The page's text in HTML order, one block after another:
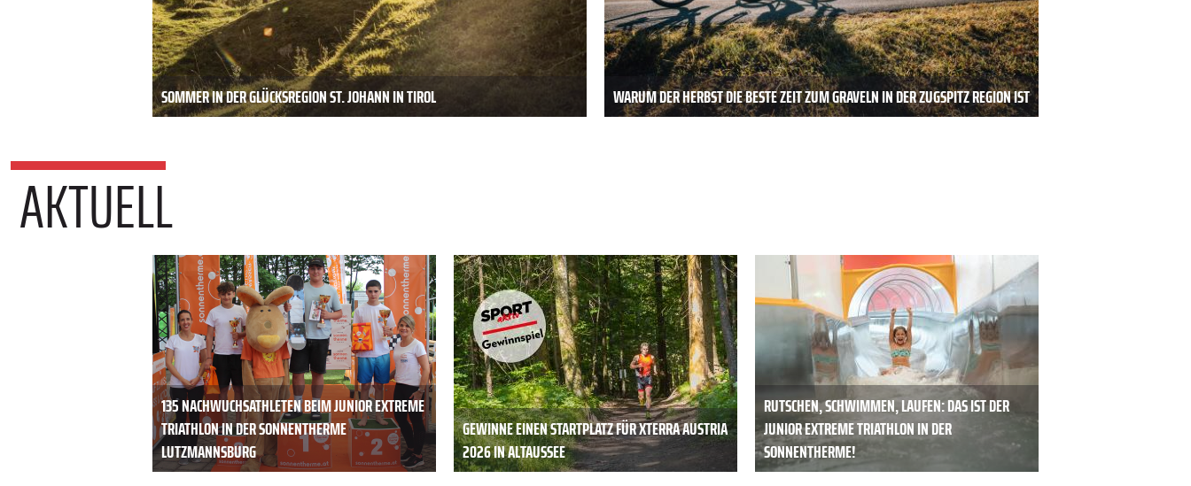
SOMMER IN DER GLÜCKSREGION ST. JOHANN IN TIROL WARUM DER HERBST DIE BESTE ZEIT ZUM GRAVELN IN DER ZUGSPITZ REGION IST
AKTUELL
135 NACHWUCHSATHLETEN BEIM JUNIOR EXTREME
TRIATHLON IN DER SONNENTHERME
LUTZMANNSBURG
GEWINNE EINEN STARTPLATZ FÜR XTERRA AUSTRIA
2026 IN ALTAUSSEE
RUTSCHEN, SCHWIMMEN, LAUFEN: DAS IST DER
JUNIOR EXTREME TRIATHLON IN DER
SONNENTHERME!